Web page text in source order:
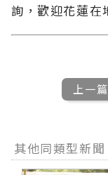
詢，歡迎花蓮在
上一篇
其他同類型新聞